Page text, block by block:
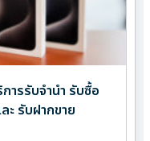
ารรับจำนำ รับซื้อ
ะ รับฝากขาย